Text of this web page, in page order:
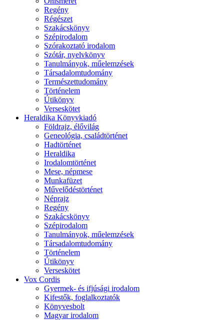
Regény
Régészet
Szakácskönyv
Szépirodalom
Szórakoztató irodalom
Szótár, nyelvkönyv
Tanulmányok, műelemzések
Társadalomtudomány
Természettudomány
Történelem
Útikönyv
Verseskötet
Heraldika Könyvkiadó
Földrajz, élővilág
Geneológia, családtörténet
Hadtörténet
Heraldika
Irodalomtörténet
Mese, népmese
Munkafüzet
Művelődéstörténet
Néprajz
Regény
Szakácskönyv
Szépirodalom
Tanulmányok, műelemzések
Társadalomtudomány
Történelem
Útikönyv
Verseskötet
Vox Cordis
Gyermek- és ifjúsági irodalom
Kifestők, foglalkoztatók
Könyvesbolt
Magyar irodalom